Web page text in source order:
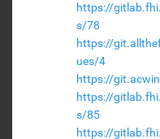
https://
s/78
https://
ues/4
https://
https://
s/85
https://